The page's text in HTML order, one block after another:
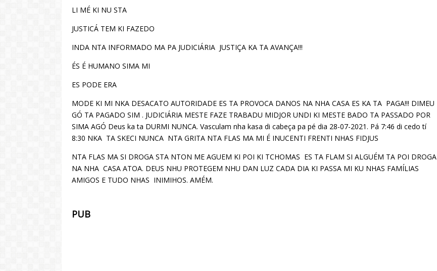
LI MÉ KI NU STA
JUSTICÁ TEM KI FAZEDO
INDA NTA INFORMADO MA PA JUDICIÁRIA JUSTIÇA KA TA AVANÇA!!!
ÉS É HUMANO SIMA MI
ES PODE ERA
MODE KI MI NKA DESACATO AUTORIDADE ES TA PROVOCA DANOS NA NHA CASA ES KA TA PAGA!!! DIMEU
GÓ TA PAGADO SIM . JUDICIÁRIA MESTE FAZE TRABADU MIDJOR UNDI KI MESTE BADO TA PASSADO POR
SIMA AGÓ Deus ka ta DURMI NUNCA. Vasculam nha kasa di cabeça pa pé dia 28-07-2021. Pá 7:46 di cedo tí
8:30 NKA TA SKECI NUNCA NTA GRITA NTA FLAS MA MI É INUCENTI FRENTI NHAS FIDJUS
NTA FLAS MA SI DROGA STA NTON ME AGUEM KI POI KI TCHOMAS ES TA FLAM SI ALGUÉM TA POI DROGA
NA NHA CASA ATOA. DEUS NHU PROTEGEM NHU DAN LUZ CADA DIA KI PASSA MI KU NHAS FAMÍLIAS
AMIGOS E TUDO NHAS INIMIHOS. AMÉM.
PUB